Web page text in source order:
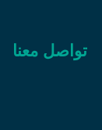
تواصل معنا